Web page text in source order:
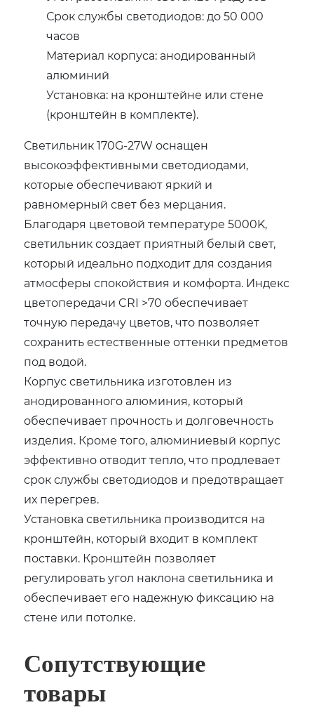
Срок службы светодиодов: до 50 000
часов
Материал корпуса: анодированный
алюминий
Установка: на кронштейне или стене
(кронштейн в комплекте).
Светильник 170G-27W оснащен
высокоэффективными светодиодами,
которые обеспечивают яркий и
равномерный свет без мерцания.
Благодаря цветовой температуре 5000K,
светильник создает приятный белый свет,
который идеально подходит для создания
атмосферы спокойствия и комфорта. Индекс
цветопередачи CRI >70 обеспечивает
точную передачу цветов, что позволяет
сохранить естественные оттенки предметов
под водой.
Корпус светильника изготовлен из
анодированного алюминия, который
обеспечивает прочность и долговечность
изделия. Кроме того, алюминиевый корпус
эффективно отводит тепло, что продлевает
срок службы светодиодов и предотвращает
их перегрев.
Установка светильника производится на
кронштейн, который входит в комплект
поставки. Кронштейн позволяет
регулировать угол наклона светильника и
обеспечивает его надежную фиксацию на
стене или потолке.
Сопутствующие
товары